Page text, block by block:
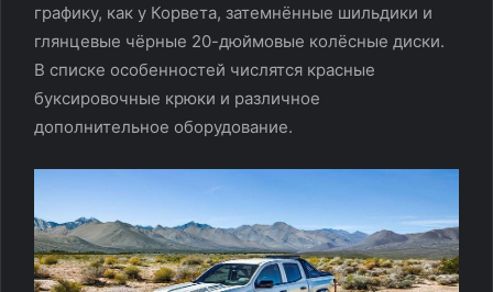
графику, как у Корвета, затемнённые шильдики и
глянцевые чёрные 20-дюймовые колёсные диски.
В списке особенностей числятся красные
буксировочные крюки и различное
дополнительное оборудование.